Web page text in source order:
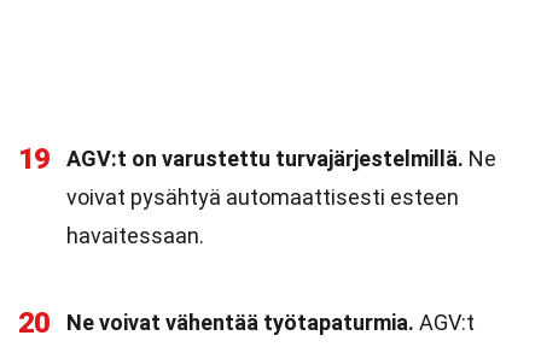
19 AGV:t on varustettu turvajärjestelmillä. Ne
voivat pysähtyä automaattisesti esteen
havaitessaan.
20 Ne voivat vähentää työtapaturmia. AGV:t